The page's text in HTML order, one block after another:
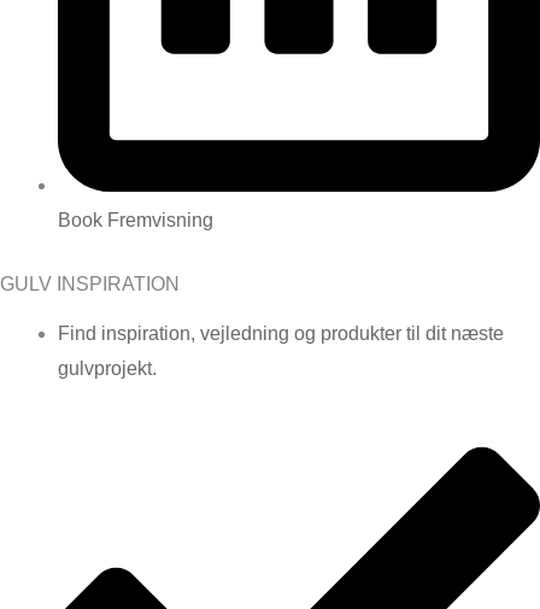
Book Fremvisning
GULV INSPIRATION
Find inspiration, vejledning og produkter til dit næste
gulvprojekt.